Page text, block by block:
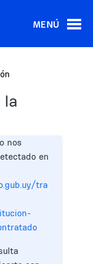
MENÚ
la
nos
en
tra